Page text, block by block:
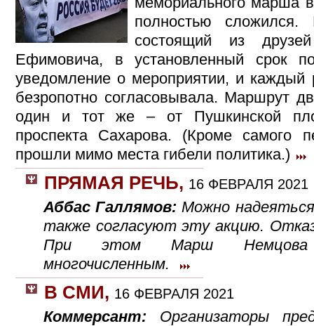
полностью сложился.
состоящий из
Ефимовича, в установленный срок
уведомление о мероприятии, и
безропотно согласовывала. Маршрут
один и тот же – от Пушкинской
проспекта Сахарова. (Кроме самого
прошли мимо места гибели политика.)
ПРЯМАЯ РЕЧЬ, 16 ФЕВРАЛЯ 2021
Аббас Галлямов:Можно
также согласуют эту акцию.
При этом Марш Немцова
многочисленным.
В СМИ, 16 ФЕВРАЛЯ 2021
Коммерсант: Организаторы